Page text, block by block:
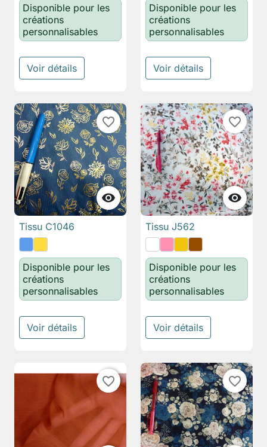
Disponible pour les
créations
personnalisables
Voir détails
Disponible pour les
créations
personnalisables
Voir détails

favorite_border
Tissu C1046
Disponible pour les
créations
personnalisables
Voir détails

favorite_border
Tissu J562
Disponible pour les
créations
personnalisables
Voir détails
favorite_border favorite_border